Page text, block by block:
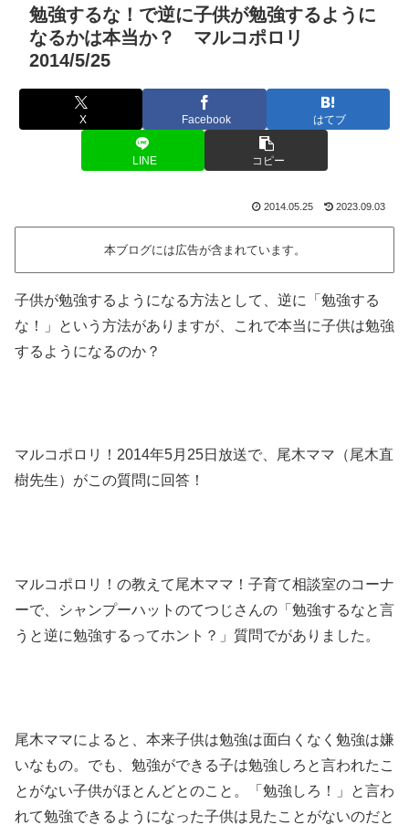
勉強するな！で逆に子供が勉強するように
なるかは本当か？ マルコポロリ
2014/5/25
X Facebook はてブ
LINE コピー
2014.05.25 2023.09.03
本ブログには広告が含まれています。
子供が勉強するようになる方法として、逆に「勉強する
な！」という方法がありますが、これで本当に子供は勉強
するようになるのか？
マルコポロリ！2014年5月25日放送で、尾木ママ（尾木直
樹先生）がこの質問に回答！
マルコポロリ！の教えて尾木ママ！子育て相談室のコーナ
ーで、シャンプーハットのてつじさんの「勉強するなと言
うと逆に勉強するってホント？」質問でがありました。
尾木ママによると、本来子供は勉強は面白くなく勉強は嫌
いなもの。でも、勉強ができる子は勉強しろと言われたこ
とがない子供がほとんどとのこと。「勉強しろ！」と言わ
れて勉強できるようになった子供は見たことがないのだと